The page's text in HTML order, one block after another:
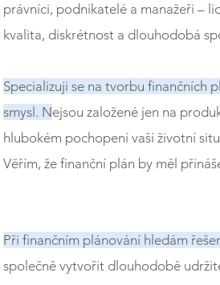
právníci, podnikatelé a manažeři –
kvalita, diskrétnost a dlouhodobá
Specializuji se na tvorbu finančních
smysl. Nejsou založené jen na
hlubokém pochopení vaší životní
Věřím, že finanční plán by měl
Při finančním plánování hledám
společně vytvořit dlouhodobě